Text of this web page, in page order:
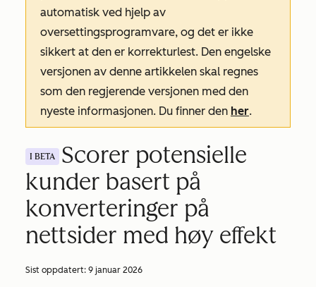
automatisk ved hjelp av
oversettingsprogramvare, og det er ikke
sikkert at den er korrekturlest. Den engelske
versjonen av denne artikkelen skal regnes
som den regjerende versjonen med den
nyeste informasjonen. Du finner den her.
I BETA
Scorer potensielle
kunder basert på
konverteringer på
nettsider med høy effekt
Sist oppdatert: 9 januar 2026